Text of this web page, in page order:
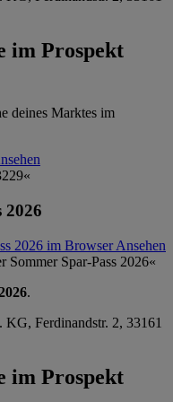
im Prospekt
deines Marktes im
2026
2026 im BrowserAnsehen
.
Ferdinandstr. 2, 33161
im Prospekt